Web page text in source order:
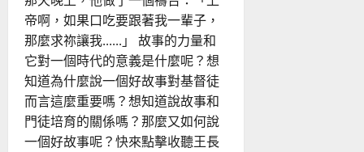
帝啊，如果口吃要跟著我一輩子，
那麼求祢讓我......」 故事的力量和
它對一個時代的意義是什麼呢？想
知道為什麼說一個好故事對基督徒
而言這麼重要嗎？想知道說故事和
門徒培育的關係嗎？那麼又如何說
一個好故事呢？快來點擊收聽王長